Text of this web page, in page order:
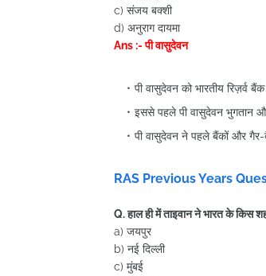
c) संजय बक्शी
d) अनुराग दायमा
Ans :- पी वासुदेवन
पी वासुदेवन को भारतीय रिज़र्व
इससे पहले पी वासुदेवन भुगतान
पी वासुदेवन ने पहले बैंकों और गैर-
RAS Previous Years
Q. हाल ही में ताइवान ने भारत के किस
a) जयपुर
b) नई दिल्ली
c) मुंबई